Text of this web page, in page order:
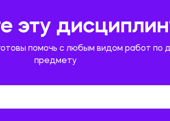
эту
помочь с любым видом работ по
предмету